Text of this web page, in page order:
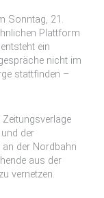
Sonntag, 21.
Plattform
entsteht ein
nicht im
stattfinden –
und der
an der Nordbahn
aus der
vernetzen.